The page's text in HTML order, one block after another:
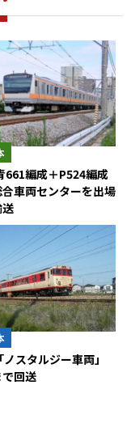
661編成＋P524編成
車両センターを出場
スタルジー車両」
回送